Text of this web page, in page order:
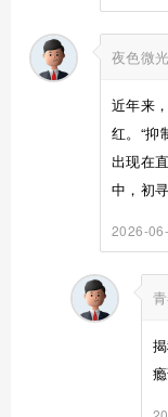
夜色微光
近年来
红。“抑
出现在
中，初
2026-